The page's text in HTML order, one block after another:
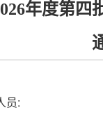
年度第
员: